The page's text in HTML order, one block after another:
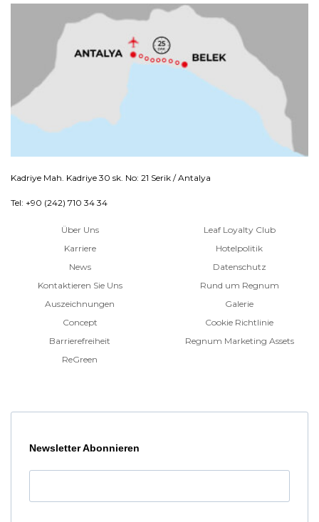
Kadriye Mah. Kadriye 30 sk. No: 21 Serik / Antalya
Tel: +90 (242) 710 34 34
Über Uns
Karriere
News
Kontaktieren Sie Uns
Auszeichnungen
Concept
Barrierefreiheit
ReGreen
Leaf Loyalty Club
Hotelpolitik
Datenschutz
Rund um Regnum
Galerie
Cookie Richtlinie
Regnum Marketing Assets
Newsletter Abonnieren